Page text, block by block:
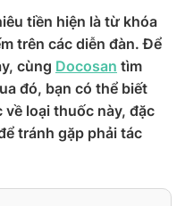
tiền hiện là từ khóa
trên các diễn đàn. Để
cùng Docosan tìm
đó, bạn có thể biết
loại thuốc này, đặc
tránh gặp phải tác